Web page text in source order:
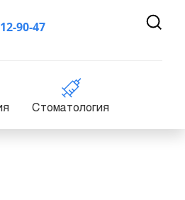
90-47
Стоматология